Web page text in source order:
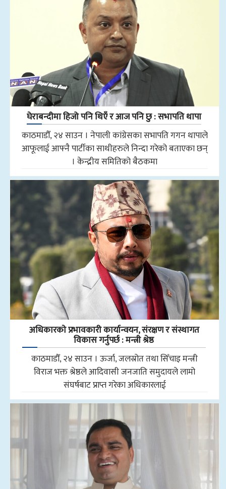
घेराबन्दीमा हिजो पनि थिएँ र आज पनि छु : सभापति थापा
काठमाडौँ, २४ साउन । नेपाली कांग्रेसका सभापति गगन थापाले
आफूलाई आफ्नै पार्टीका साथीहरुले निन्दा गरेको बताएका छन्
। केन्द्रीय समितिको बैठकमा
अधिकारकाे प्रभावकारी कार्यान्वयन, संरक्षण र संस्थागत
विकास गर्नुपर्छ : मन्त्री श्रेष्ठ
काठमाडौँ, २४ साउन । ऊर्जा, जलस्रोत तथा सिँचाइ मन्त्री
विराज भक्त श्रेष्ठले आदिवासी जनजाति समुदायले लामो
संघर्षबाट प्राप्त गरेका अधिकारलाई